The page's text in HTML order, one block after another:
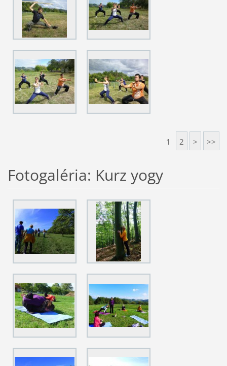
1 2 > >>
Fotogaléria: Kurz yogy